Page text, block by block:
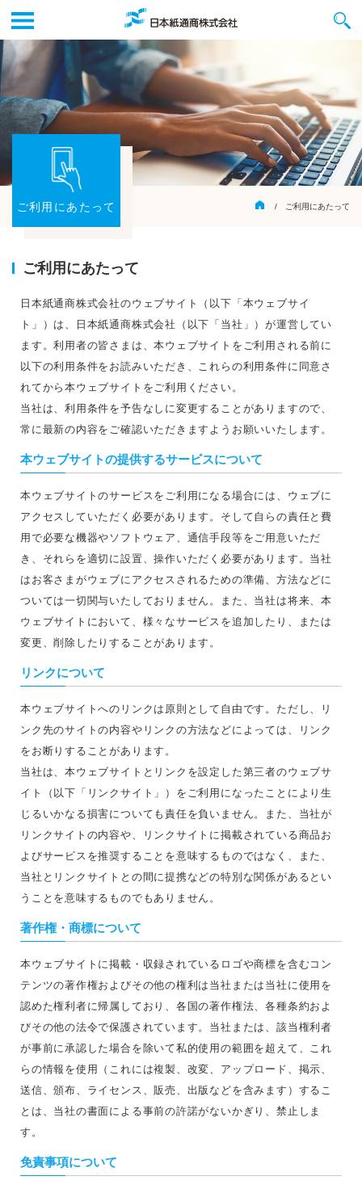
ご利用にあたって / ご利用にあたって
ご利用にあたって
日本紙通商株式会社のウェブサイト（以下「本ウェブサイ
ト」）は、日本紙通商株式会社（以下「当社」）が運営してい
ます。利用者の皆さまは、本ウェブサイトをご利用される前に
以下の利用条件をお読みいただき、これらの利用条件に同意さ
れてから本ウェブサイトをご利用ください。
当社は、利用条件を予告なしに変更することがありますので、
常に最新の内容をご確認いただきますようお願いいたします。
本ウェブサイトの提供するサービスについて
本ウェブサイトのサービスをご利用になる場合には、ウェブに
アクセスしていただく必要があります。そして自らの責任と費
用で必要な機器やソフトウェア、通信手段等をご用意いただ
き、それらを適切に設置、操作いただく必要があります。当社
はお客さまがウェブにアクセスされるための準備、方法などに
ついては一切関与いたしておりません。また、当社は将来、本
ウェブサイトにおいて、様々なサービスを追加したり、または
変更、削除したりすることがあります。
リンクについて
本ウェブサイトへのリンクは原則として自由です。ただし、リ
ンク先のサイトの内容やリンクの方法などによっては、リンク
をお断りすることがあります。
当社は、本ウェブサイトとリンクを設定した第三者のウェブサ
イト（以下「リンクサイト」）をご利用になったことにより生
じるいかなる損害についても責任を負いません。また、当社が
リンクサイトの内容や、リンクサイトに掲載されている商品お
よびサービスを推奨することを意味するものではなく、また、
当社とリンクサイトとの間に提携などの特別な関係があるとい
うことを意味するものでもありません。
著作権・商標について
本ウェブサイトに掲載・収録されているロゴや商標を含むコン
テンツの著作権およびその他の権利は当社または当社に使用を
認めた権利者に帰属しており、各国の著作権法、各種条約およ
びその他の法令で保護されています。当社または、該当権利者
が事前に承認した場合を除いて私的使用の範囲を超えて、これ
らの情報を使用（これには複製、改変、アップロード、掲示、
送信、頒布、ライセンス、販売、出版などを含みます）するこ
とは、当社の書面による事前の許諾がないかぎり、禁止しま
す。
免責事項について